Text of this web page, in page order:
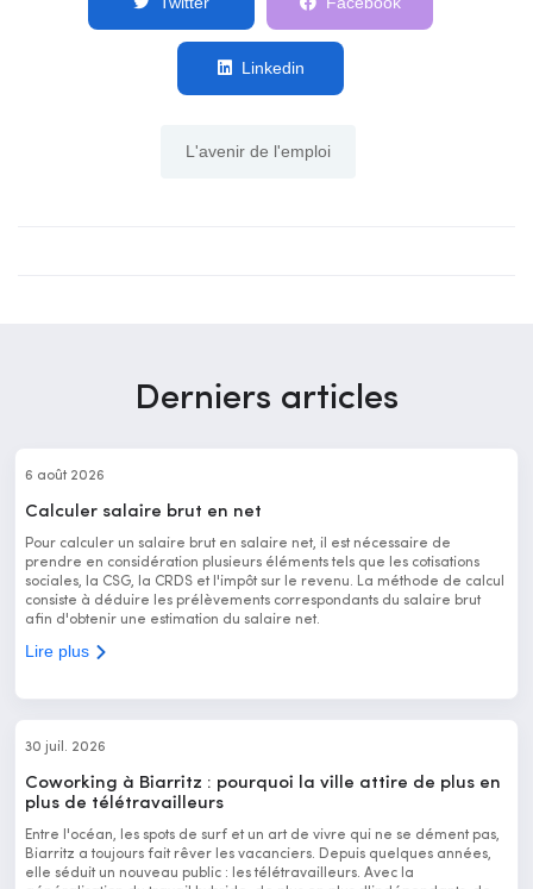
Linkedin
L'avenir de l'emploi
Derniers articles
6 août 2026
Calculer salaire brut en net
Pour calculer un salaire brut en salaire net, il est nécessaire de
prendre en considération plusieurs éléments tels que les cotisations
sociales, la CSG, la CRDS et l'impôt sur le revenu. La méthode de calcul
consiste à déduire les prélèvements correspondants du salaire brut
afin d'obtenir une estimation du salaire net.
Lire plus
30 juil. 2026
Coworking à Biarritz : pourquoi la ville attire de plus en
plus de télétravailleurs
Entre l'océan, les spots de surf et un art de vivre qui ne se dément pas,
Biarritz a toujours fait rêver les vacanciers. Depuis quelques années,
elle séduit un nouveau public : les télétravailleurs. Avec la